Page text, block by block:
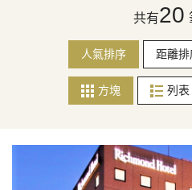
共有20
人氣排序 距離排
方塊 列表